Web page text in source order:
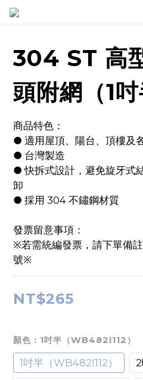
304 ST 高
頭附網（1吋
商品特色：
● 適用屋頂、陽台、頂樓及
● 台灣製造
● 快拆式設計，避免旋牙式
卸
● 採用 304 不鏽鋼材質
發票留意事項：
※若需統編發票，請下單備
號※
NT$265
顏色 : 1吋半（WB482I112）
1吋半（WB482I112）